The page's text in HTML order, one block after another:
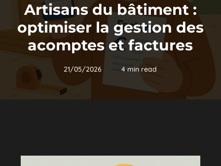
Artisans du bâtiment :
optimiser la gestion des
acomptes et factures
21/05/2026 4 min read